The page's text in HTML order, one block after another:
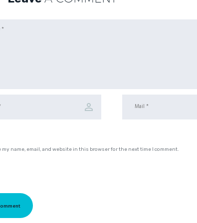
my name, email, and website in this browser for the next time I comment.